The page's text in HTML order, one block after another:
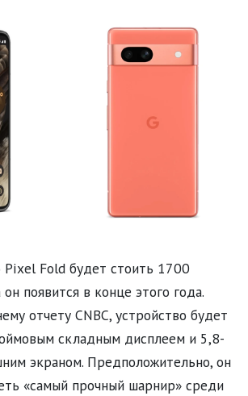
Pixel Fold будет стоить 1700
появится в конце этого года.
отчету CNBC, устройство будет
складным дисплеем и 5,8-
экраном. Предположительно, он
«самый прочный шарнир» среди